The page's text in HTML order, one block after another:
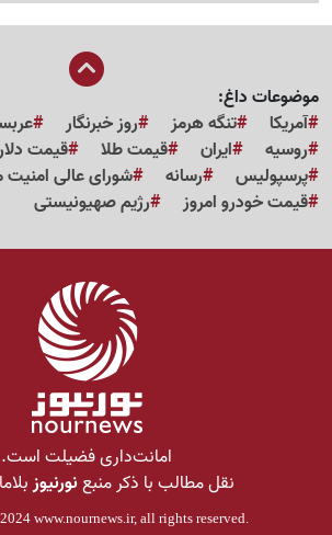
موضوعات داغ:
آمریکا
تنگه هرمز روز خبرنگار
روسیه
ایران قیمت طلا قیمت
پرسپولیس
رسانه
شورای عالی امنیت
قیمت خودرو امروز
رژیم صهیونیستی
امانت‌داری فضیلت است.
نقل مطالب با ذکر منبعنورنیوز
www.nournews.ir, all rights reserved.